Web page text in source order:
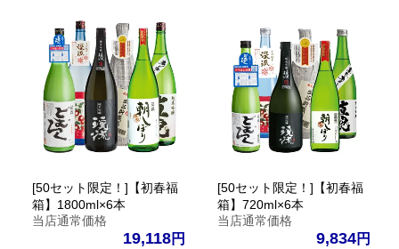
[50セット限定！]【初春福
箱】1800ml×6本
当店通常価格
19,118
[50セット限定！]【初春福
箱】720ml×6本
当店通常価格
9,834